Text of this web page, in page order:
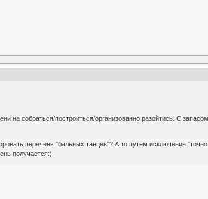
на собраться/построиться/организованно разойтись. С
перечень "бальных танцев"? А то путем исключения
получается:)